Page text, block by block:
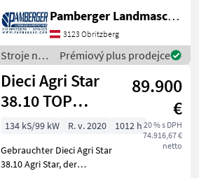
KÜHLSYSTEM - LÜFTER MIT
AUTOMATISCHER
LÜFTERUMKEHR ALLE 6 MIN
MOTOR 89KW / 133 PS 40
KMH STUF
Pamberger Landmaschinentechnik GmbH
3123 Obritzberg
Stroje na
stavbu /
New
Holland
Prémiový plus prodejce
Dieci Agri Star
38.10 TOP
Gelegenheit
89.900
€
20 % s DPH
74.916,67 €
netto
134 kS/99 kW R. v. 2020
1012 h
Gebrauchter Dieci Agri Star
38.10 Agri Star, der